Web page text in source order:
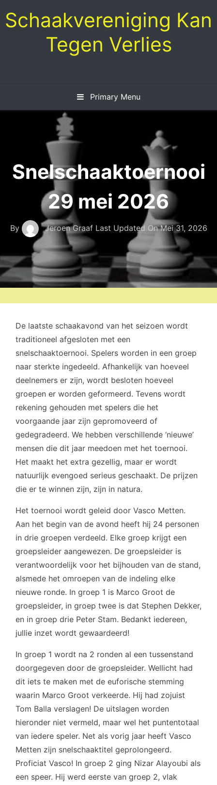
to
content
Schaakvereniging Kan
Tegen Verlies
Primary Menu
Snelschaaktoernooi
29 mei 2026
By Jeroen Graaf Last Updated OnMei 31, 2026
De laatste schaakavond van het seizoen wordt
traditioneel afgesloten met een
snelschaaktoernooi. Spelers worden in een groep
naar sterkte ingedeeld. Afhankelijk van hoeveel
deelnemers er zijn, wordt besloten hoeveel
groepen er worden geformeerd. Tevens wordt
rekening gehouden met spelers die het
voorgaande jaar zijn gepromoveerd of
gedegradeerd. We hebben verschillende ‘nieuwe’
mensen die dit jaar meedoen met het toernooi.
Het maakt het extra gezellig, maar er wordt
natuurlijk evengoed serieus geschaakt. De prijzen
die er te winnen zijn, zijn in natura.
Het toernooi wordt geleid door Vasco Metten.
Aan het begin van de avond heeft hij 24 personen
in drie groepen verdeeld. Elke groep krijgt een
groepsleider aangewezen. De groepsleider is
verantwoordelijk voor het bijhouden van de stand,
alsmede het omroepen van de indeling elke
nieuwe ronde. In groep 1 is Marco Groot de
groepsleider, in groep twee is dat Stephen Dekker,
en in groep drie Peter Stam. Bedankt iedereen,
jullie inzet wordt gewaardeerd!
In groep 1 wordt na 2 ronden al een tussenstand
doorgegeven door de groepsleider. Wellicht had
dit iets te maken met de euforische stemming
waarin Marco Groot verkeerde. Hij had zojuist
Tom Balla verslagen! De uitslagen worden
hieronder niet vermeld, maar wel het puntentotaal
van iedere speler. Net als vorig jaar heeft Vasco
Metten zijn snelschaaktitel geprolongeerd.
Proficiat Vasco! In groep 2 ging Nizar Alayoubi als
een speer. Hij werd eerste van groep 2, vlak